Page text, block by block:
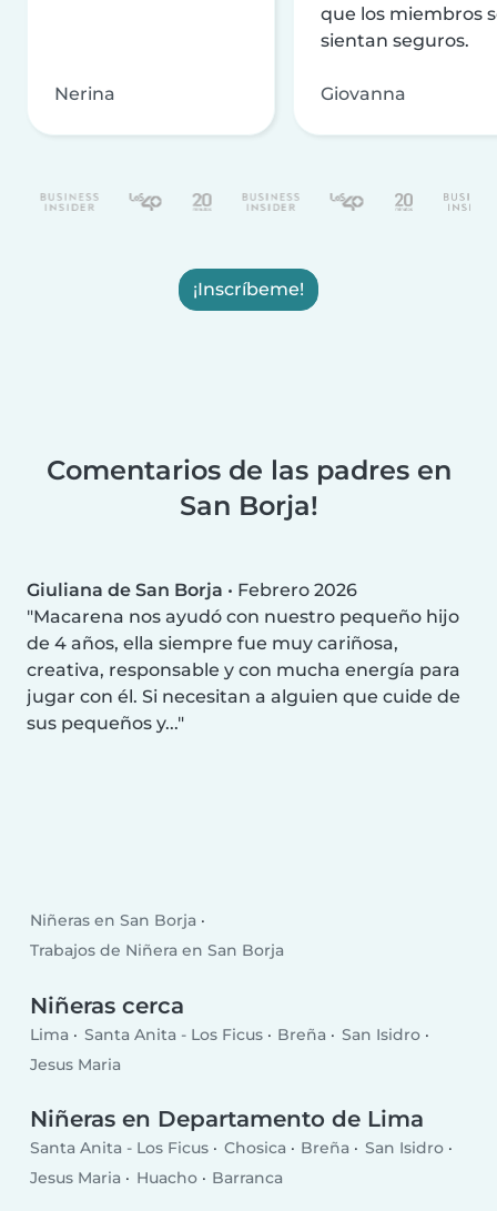
Nerina
que los miembros
sientan seguros.
Giovanna
¡Inscríbeme!
Comentarios de las padres en
San Borja!
Giuliana de San Borja • Febrero 2026
Macarena nos ayudó con nuestro pequeño hijo
de 4 años, ella siempre fue muy cariñosa,
creativa, responsable y con mucha energía para
jugar con él. Si necesitan a alguien que cuide de
sus pequeños y...
Niñeras en San Borja
Trabajos de Niñera en San Borja
Niñeras cerca
Lima Santa Anita - Los Ficus Breña
San Isidro
Jesus Maria
Niñeras en Departamento de Lima
Santa Anita - Los Ficus Chosica Breña
San Isidro
Jesus Maria
Huacho Barranca